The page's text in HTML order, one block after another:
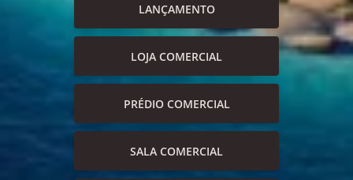
LANÇAMENTO
LOJA COMERCIAL
PRÉDIO COMERCIAL
SALA COMERCIAL